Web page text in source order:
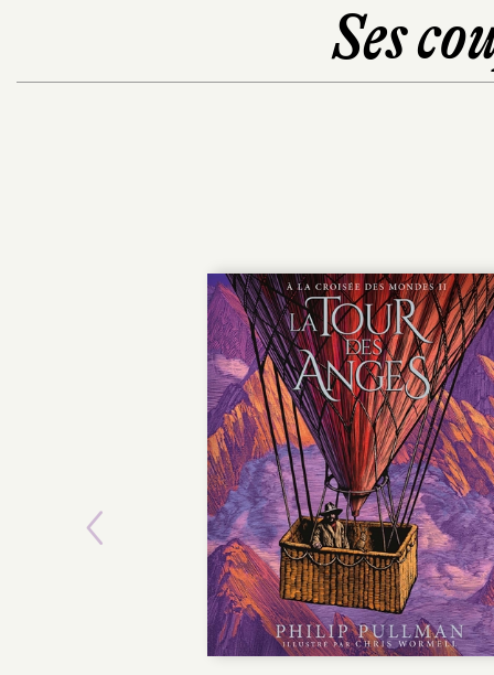
Ses
Previous